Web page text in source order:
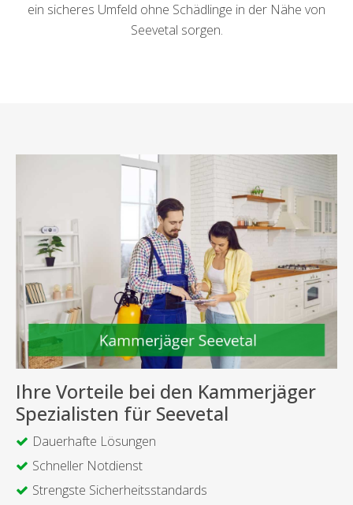
ein sicheres Umfeld ohne Schädlinge in der Nähe von
Seevetal sorgen.
Ihre Vorteile bei den Kammerjäger
Spezialisten für Seevetal
Dauerhafte Lösungen
Schneller Notdienst
Strengste Sicherheitsstandards